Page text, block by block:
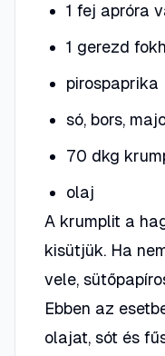
1 fej apróra
1 gerezd
pirospaprika
só, bors,
70 dkg
olaj
A krumplit a
kisütjük. Ha
vele,
Ebben az
olajat, sót és